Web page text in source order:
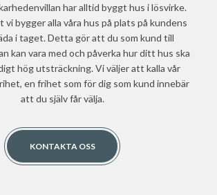
har alltid byggt hus i lösvirke.
bygger alla våra hus på plats på kundens
i taget. Detta gör att du som kund till
kan vara med och påverka hur ditt hus ska
hög utsträckning. Vi väljer att kalla vår
en frihet som för dig som kund innebär
att du själv får välja.
KONTAKTA OSS